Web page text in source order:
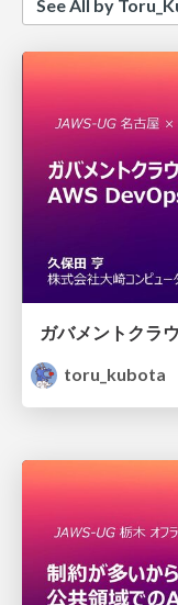
See All by
ガバメントクラ
toru_kubota